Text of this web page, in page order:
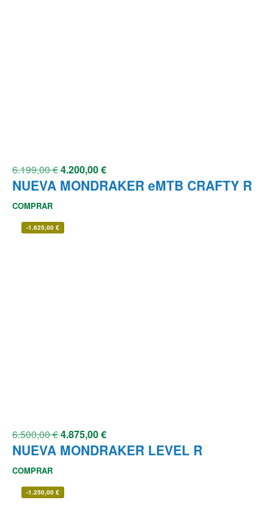
6.199,00€4.200,00€
NUEVA MONDRAKER eMTB CRAFTY R
COMPRAR
-1.625,00 €
6.500,00€4.875,00€
NUEVA MONDRAKER LEVEL R
COMPRAR
-1.250,00 €